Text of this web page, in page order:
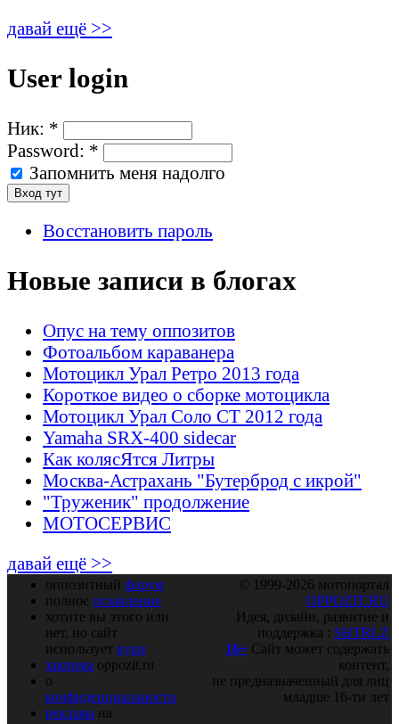
давай ещё >>
User login
Ник: *
Password: *
Запомнить меня надолго
Восстановить пароль
Новые записи в блогах
Опус на тему оппозитов
Фотоальбом караванера
Мотоцикл Урал Ретро 2013 года
Короткое видео о сборке мотоцикла
Мотоцикл Урал Соло СТ 2012 года
Yamaha SRX-400 sidecar
Как колясЯтся Литры
Москва-Астрахань "Бутерброд с икрой"
"Труженик" продолжение
МОТОСЕРВИС
давай ещё >>
оппозитный форум
полное оглавление
хотите вы этого или
нет, но сайт
использует куки
закрома oppozit.ru
о
конфиденциальности
реклама на
© 1999-2026 мотопортал
OPPOZIT.RU
Идея, дизайн, развитие и
поддержка : SHTRLZ
16+ Сайт может содержать
контент,
не предназначенный для лиц
младше 16-ти лет